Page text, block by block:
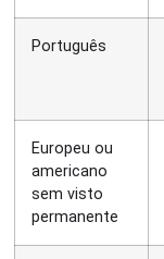
Português
Europeu ou
americano
sem visto
permanente